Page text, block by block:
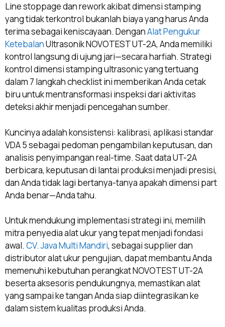
Line stoppage dan rework akibat dimensi stamping
yang tidak terkontrol bukanlah biaya yang harus Anda
terima sebagai keniscayaan. DenganAlat Pengukur
KetebalanUltrasonik NOVOTEST UT-2A, Anda memiliki
kontrol langsung di ujung jari—secara harfiah. Strategi
kontrol dimensi stamping ultrasonic yang tertuang
dalam 7 langkah checklist ini memberikan Anda cetak
biru untuk mentransformasi inspeksi dari aktivitas
deteksi akhir menjadi pencegahan sumber.
Kuncinya adalah konsistensi: kalibrasi, aplikasi standar
VDA 5 sebagai pedoman pengambilan keputusan, dan
analisis penyimpangan real-time. Saat data UT-2A
berbicara, keputusan di lantai produksi menjadi presisi,
dan Anda tidak lagi bertanya-tanya apakah dimensi part
Anda benar—Anda tahu.
Untuk mendukung implementasi strategi ini, memilih
mitra penyedia alat ukur yang tepat menjadi fondasi
awal. CV. Java Multi Mandiri, sebagai supplier dan
distributor alat ukur pengujian, dapat membantu Anda
memenuhi kebutuhan perangkat NOVOTEST UT-2A
beserta aksesoris pendukungnya, memastikan alat
yang sampai ke tangan Anda siap diintegrasikan ke
dalam sistem kualitas produksi Anda.